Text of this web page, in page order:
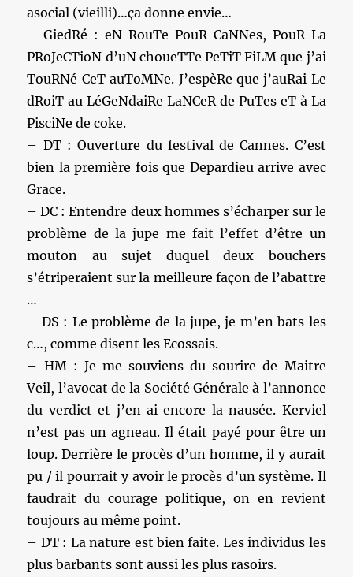
asocial (vieilli)…ça donne envie…
– GiedRé : eN RouTe PouR CaNNes, PouR La
PRoJeCTioN d’uN choueTTe PeTiT FiLM que j’ai
TouRNé CeT auToMNe. J’espèRe que j’auRai Le
dRoiT au LéGeNdaiRe LaNCeR de PuTes eT à La
PisciNe de coke.
– DT : Ouverture du festival de Cannes. C’est
bien la première fois que Depardieu arrive avec
Grace.
– DC : Entendre deux hommes s’écharper sur le
problème de la jupe me fait l’effet d’être un
mouton au sujet duquel deux bouchers
s’étriperaient sur la meilleure façon de l’abattre
…
– DS : Le problème de la jupe, je m’en bats les
c…, comme disent les Ecossais.
– HM : Je me souviens du sourire de Maitre
Veil, l’avocat de la Société Générale à l’annonce
du verdict et j’en ai encore la nausée. Kerviel
n’est pas un agneau. Il était payé pour être un
loup. Derrière le procès d’un homme, il y aurait
pu / il pourrait y avoir le procès d’un système. Il
faudrait du courage politique, on en revient
toujours au même point.
– DT : La nature est bien faite. Les individus les
plus barbants sont aussi les plus rasoirs.